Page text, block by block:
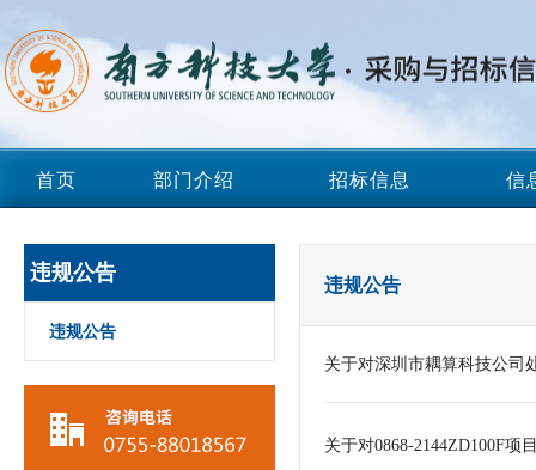
首页 部门介绍 招标信息 信
违规公告
违规公告
违规公告
关于对深圳市耦算科技公司
关于对0868-2144ZD100F项